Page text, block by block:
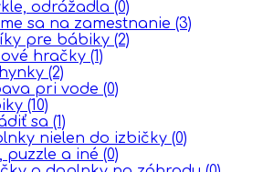
odrážadla (0)
sa na zamestnanie (3)
pre bábiky (2)
hračky (1)
(2)
pri vode (0)
(10)
sa (1)
nielen do izbičky (0)
puzzle a iné (0)